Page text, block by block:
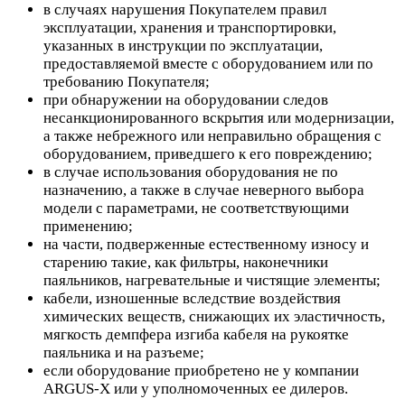
в случаях нарушения Покупателем правил
эксплуатации, хранения и транспортировки,
указанных в инструкции по эксплуатации,
предоставляемой вместе с оборудованием или по
требованию Покупателя;
при обнаружении на оборудовании следов
несанкционированного вскрытия или модернизации,
а также небрежного или неправильно обращения с
оборудованием, приведшего к его повреждению;
в случае использования оборудования не по
назначению, а также в случае неверного выбора
модели с параметрами, не соответствующими
применению;
на части, подверженные естественному износу и
старению такие, как фильтры, наконечники
паяльников, нагревательные и чистящие элементы;
кабели, изношенные вследствие воздействия
химических веществ, снижающих их эластичность,
мягкость демпфера изгиба кабеля на рукоятке
паяльника и на разъеме;
если оборудование приобретено не у компании
ARGUS-X или у уполномоченных ее дилеров.